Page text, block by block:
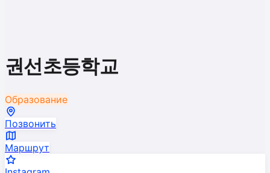
권선초등학교
Образование
Позвонить
Маршрут